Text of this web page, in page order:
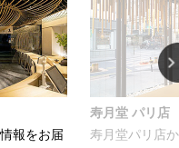
リをはじ
お家でカンタ
お茶をおいし